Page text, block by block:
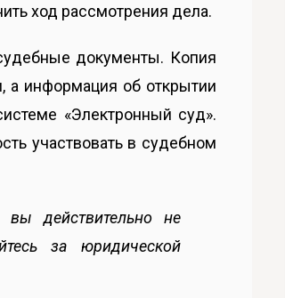
ход рассмотрения дела.
документы. Копия
а информация об открытии
«Электронный суд».
участвовать в судебном
вы действительно не
за юридической